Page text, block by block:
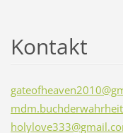
Kontakt